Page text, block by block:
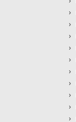
›
›
›
›
›
›
›
›
›
›